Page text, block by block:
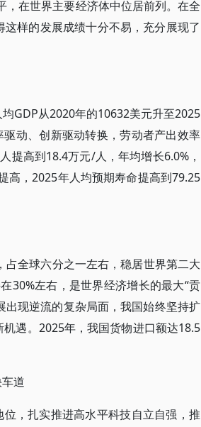
，在世界主要经济体中位居前列。在全
样的发展成绩十分不易，充分展现了
GDP从2020年的10632美元升至2025
动、创新驱动转换，劳动者产出效率
提高到18.4万元/人，年均增长6.0%，
高，2025年人均预期寿命提高到79.25
全球六分之一左右，稳居世界第二大
30%左右，是世界经济增长的最大“贡
出现逆流的复杂局面，我国始终坚持扩
遇。2025年，我国货物进口额达18.5
道
，扎实推进高水平科技自立自强，推